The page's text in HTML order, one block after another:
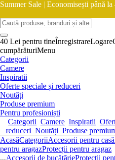
Summer Sale | Economisești până
40 Lei pentru tineÎnregistrareLogare
cumpărăturiMenu
Categorii
Camere
Inspiratii
Oferte speciale și reduceri
Noutăți
Produse premium
Pentru profesioniști
Categorii Camere Inspiratii
reduceri Noutăți Produse
AcasăCategoriiAccesorii pentru casă
pentru aragazProtecții pentru aragaz
...Accesorii de bucătărieProtecții